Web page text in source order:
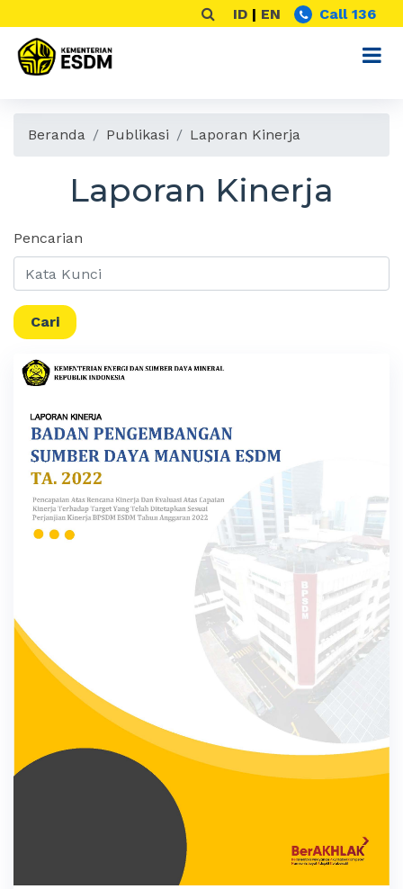
ID | EN Call 136
Beranda Publikasi Laporan Kinerja
Laporan Kinerja
Pencarian
Cari